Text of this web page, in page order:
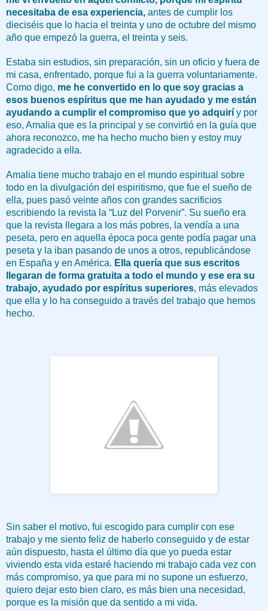
necesitaba de esa experiencia, antes de cumplir los
dieciséis que lo hacia el treinta y uno de octubre del mismo
año que empezó la guerra, el treinta y seis.
Estaba sin estudios, sin preparación, sin un oficio y fuera de
mi casa, enfrentado, porque fui a la guerra voluntariamente.
Como digo, me he convertido en lo que soy gracias a
esos buenos espíritus que me han ayudado y me están
ayudando a cumplir el compromiso que yo adquirí y por
eso, Amalia que es la principal y se convirtió en la guía que
ahora reconozco, me ha hecho mucho bien y estoy muy
agradecido a ella.
Amalia tiene mucho trabajo en el mundo espiritual sobre
todo en la divulgación del espiritismo, que fue el sueño de
ella, pues pasó veinte años con grandes sacrificios
escribiendo la revista la “Luz del Porvenir”. Su sueño era
que la revista llegara a los más pobres, la vendía a una
peseta, pero en aquella época poca gente podía pagar una
peseta y la iban pasando de unos a otros, republicándose
en España y en América. Ella quería que sus escritos
llegaran de forma gratuita a todo el mundo y ese era su
trabajo, ayudado por espíritus superiores, más elevados
que ella y lo ha conseguido a través del trabajo que hemos
hecho.
Sin saber el motivo, fui escogido para cumplir con ese
trabajo y me siento feliz de haberlo conseguido y de estar
aún dispuesto, hasta el último día que yo pueda estar
viviendo esta vida estaré haciendo mi trabajo cada vez con
más compromiso, ya que para mi no supone un esfuerzo,
quiero dejar esto bien claro, es más bien una necesidad,
porque es la misión que da sentido a mi vida.